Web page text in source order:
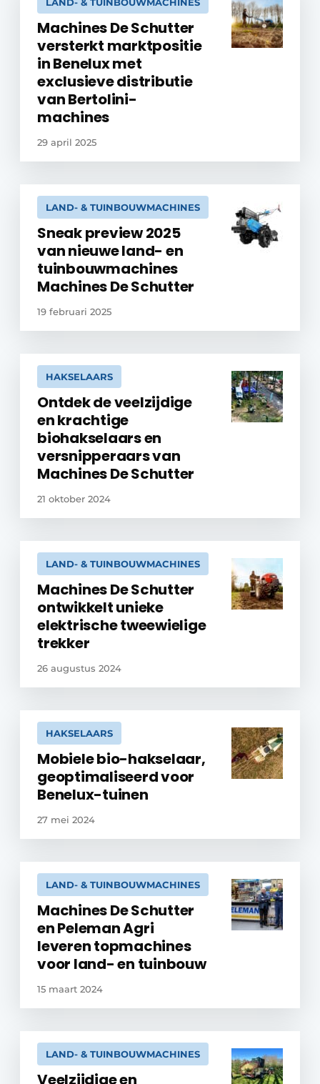
Machines De Schutter
versterkt marktpositie
in Benelux met
exclusieve distributie
van Bertolini-
machines
29 april 2025
LAND- & TUINBOUWMACHINES
Sneak preview 2025
van nieuwe land- en
tuinbouwmachines
Machines De Schutter
19 februari 2025
HAKSELAARS
Ontdek de veelzijdige
en krachtige
biohakselaars en
versnipperaars van
Machines De Schutter
21 oktober 2024
LAND- & TUINBOUWMACHINES
Machines De Schutter
ontwikkelt unieke
elektrische tweewielige
trekker
26 augustus 2024
HAKSELAARS
Mobiele bio-hakselaar,
geoptimaliseerd voor
Benelux-tuinen
27 mei 2024
LAND- & TUINBOUWMACHINES
Machines De Schutter
en Peleman Agri
leveren topmachines
voor land- en tuinbouw
15 maart 2024
LAND- & TUINBOUWMACHINES
Veelzijdige en